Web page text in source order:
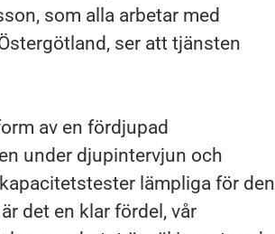
som alla arbetar med
ser att tjänsten
av en fördjupad
under djupintervjun och
lämpliga för den
det en klar fördel, vår